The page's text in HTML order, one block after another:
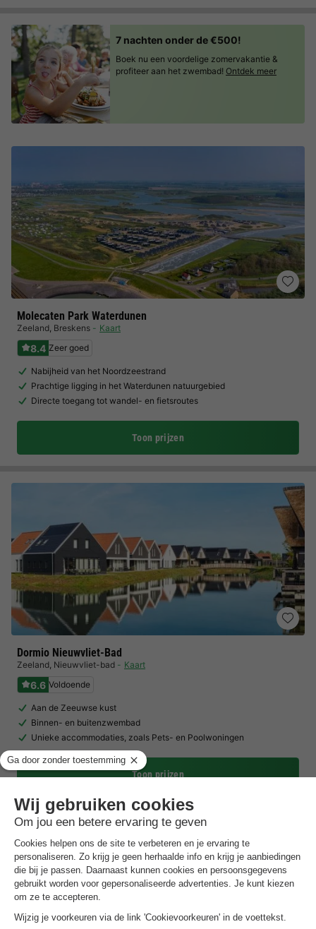
Molecaten Park Waterdunen
Zeeland, Breskens Kaart
8.4 Zeer goed
Nabijheid van het Noordzeestrand
Prachtige ligging in het Waterdunen natuurgebied
Directe toegang tot wandel- en fietsroutes
Toon prijzen
Dormio Nieuwvliet-Bad
Zeeland, Nieuwvliet-bad Kaart
6.6 Voldoende
Aan de Zeeuwse kust
Binnen- en buitenzwembad
Unieke accommodaties, zoals Pets- en Poolwoningen
Toon prijzen
7 nachten onder de €500!
Boek nu een voordelige zomervakantie &
profiteer aan het zwembad! Ontdek meer